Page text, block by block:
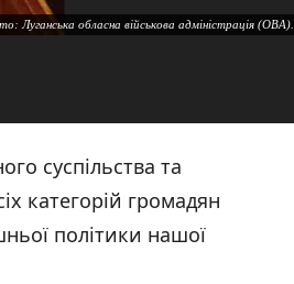
Луганська обласна військова адміністрація (ОВА).
суспільства та
категорій громадян
політики нашої